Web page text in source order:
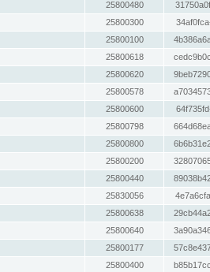
25800480
25800300
25800100
25800618
25800620
25800578
25800600
25800798
25800800
25800200
25800440
25830056
25800638
25800640
25800177
25800400